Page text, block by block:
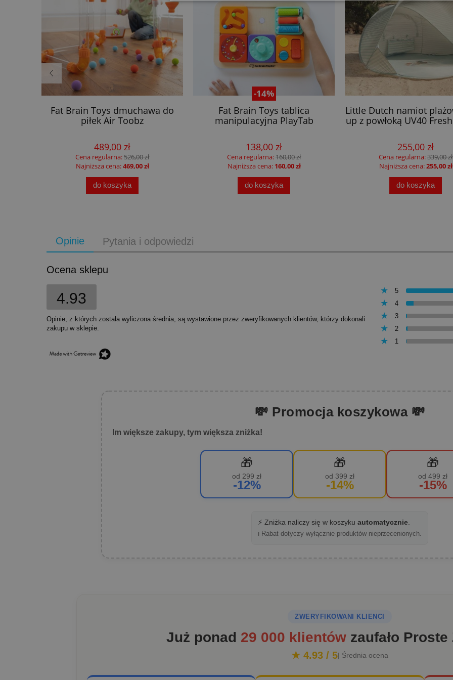
Fat Brain Toys dmuchawa do
piłek Air Toobz
489,00 zł
Cena regularna:526,00 zł
Najniższa cena:469,00 zł
do koszyka
-14%
Fat Brain Toys tablica
manipulacyjna PlayTab
138,00 zł
Cena regularna:160,00 zł
Najniższa cena: 160,00 zł
do koszyka
Little Dutch namiot
up z powłoką UV40
255,00 zł
Cena regularna:339,00 zł
Najniższa cena:255,00 zł
do koszyka
Opinie Pytania i odpowiedzi
Ocena sklepu
4.93
Opinie, z których została wyliczona średnia, są wystawione przez zweryfikowanych klientów, którzy dokonali
zakupu w sklepie.
5
4
3
2
1
💸 Promocja koszykowa 💸
Im większe zakupy, tym większa zniżka!
🎁
od 299 zł
-12%
🎁
od 399 zł
-14%
🎁
od 499 zł
-15%
⚡ Zniżka naliczy się w koszyku automatycznie
ℹ️ Rabat dotyczy wyłącznie produktów nieprzecenionych.
ZWERYFIKOWANI KLIENCI
Już ponad 29 000 klientów zaufało
★ 4.93 / 5| Średnia ocena